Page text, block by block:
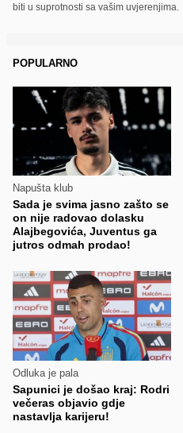
biti u suprotnosti sa vašim uvjerenjima.
POPULARNO
Napušta klub
Sada je svima jasno zašto se
on nije radovao dolasku
Alajbegovića, Juventus ga
jutros odmah prodao!
Odluka je pala
Sapunici je došao kraj: Rodri
večeras objavio gdje
nastavlja karijeru!